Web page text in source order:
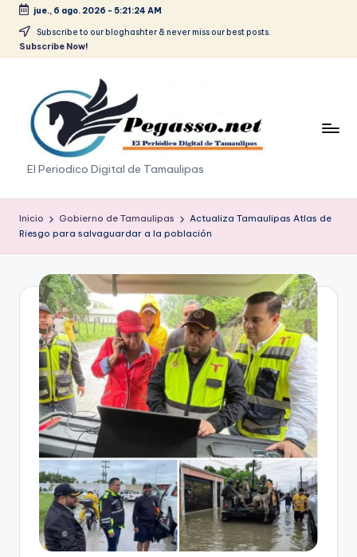
Saltar
jue., 6 ago. 2026 - 5:21:24 AM
Subscribe to our bloghashter & never miss our best posts.
Subscribe Now!
p
e
g
a
o
p
El Periodico Digital de Tamaulipas
Inicio Gobierno de Tamaulipas
Actualiza Tamaulipas Atlas de
Riesgo para salvaguardar a la población